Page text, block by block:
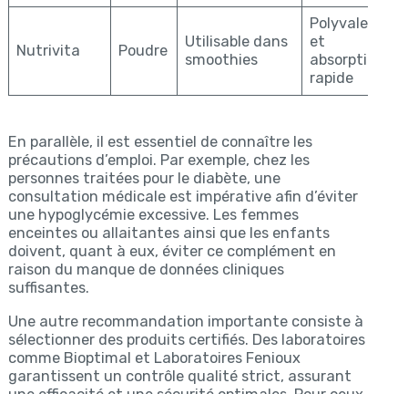
Nutrivita Poudre
Utilisable dans
smoothies
Polyvalence
et
absorption
rapide
En parallèle, il est essentiel de connaître les
précautions d’emploi. Par exemple, chez les
personnes traitées pour le diabète, une
consultation médicale est impérative afin d’éviter
une hypoglycémie excessive. Les femmes
enceintes ou allaitantes ainsi que les enfants
doivent, quant à eux, éviter ce complément en
raison du manque de données cliniques
suffisantes.
Une autre recommandation importante consiste à
sélectionner des produits certifiés. Des laboratoires
comme Bioptimal et Laboratoires Fenioux
garantissent un contrôle qualité strict, assurant